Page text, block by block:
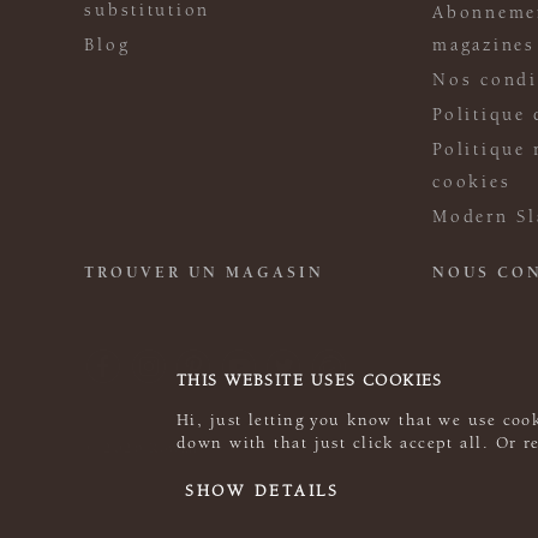
THIS WEBSITE USES COOKIES
Hi, just letting you know that we use
down with that just click accept all. Or
SHOW DETAILS
substitution
Blog
magazines
Nos
Politique
Politique
cookies
Modern
TROUVER UN MAGASIN NOUS
© 2026 Rowan